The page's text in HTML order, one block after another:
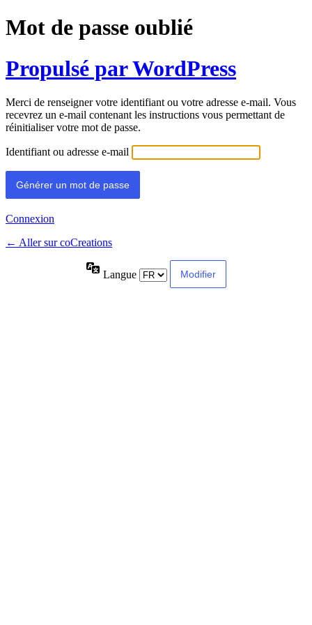
Mot de passe oublié
Propulsé par WordPress
Merci de renseigner votre identifiant ou votre adresse e-mail. Vous
recevrez un e-mail contenant les instructions vous permettant de
réinitialiser votre mot de passe.
Identifiant ou adresse e-mail
Connexion
← Aller sur coCreations
Langue